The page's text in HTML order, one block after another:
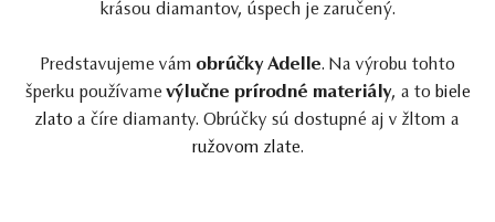
krásou diamantov, úspech je zaručený.
Predstavujeme vám obrúčky Adelle. Na výrobu tohto
šperku používamevýlučne prírodné materiály, a to biele
zlato a číre diamanty. Obrúčky sú dostupné aj v žltom a
ružovom zlate.